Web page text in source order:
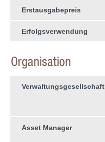
Erstausgabepreis
Erfolgsverwendung
Organisation
Verwaltungs­gesellschaft
Asset Manager